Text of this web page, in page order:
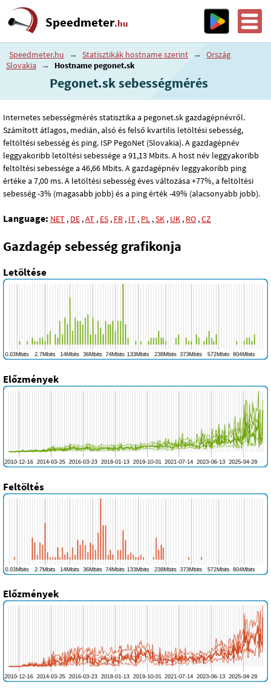
Speedmeter.hu
Speedmeter.hu → Statisztikák hostname szerint →
Ország
Slovakia → Hostname pegonet.sk
Pegonet.sk sebességmérés
Internetes sebességmérés statisztika a pegonet.sk gazdagépnévről.
Számított átlagos, medián, alsó és felső kvartilis letöltési sebesség,
feltöltési sebesség és ping. ISP PegoNet (Slovakia). A gazdagépnév
leggyakoribb letöltési sebessége a 91,13 Mbits. A host név leggyakoribb
feltöltési sebessége a 46,66 Mbits. A gazdagépnév leggyakoribb ping
értéke a 7,00 ms. A letöltési sebesség éves változása +77%, a feltöltési
sebesség -3% (magasabb jobb) és a ping érték -49% (alacsonyabb jobb).
Language: NET , DE ,AT , ES , FR , IT , PL ,SK , UK , RO ,CZ
Gazdagép sebesség grafikonja
Letöltése
Előzmények
Feltöltés
Előzmények